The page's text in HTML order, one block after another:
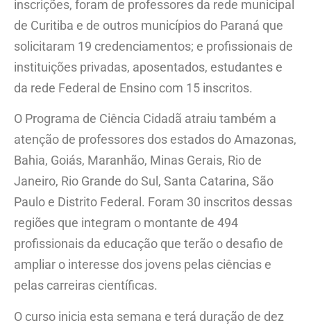
inscrições, foram de professores da rede municipal
de Curitiba e de outros municípios do Paraná que
solicitaram 19 credenciamentos; e profissionais de
instituições privadas, aposentados, estudantes e
da rede Federal de Ensino com 15 inscritos.
O Programa de Ciência Cidadã atraiu também a
atenção de professores dos estados do Amazonas,
Bahia, Goiás, Maranhão, Minas Gerais, Rio de
Janeiro, Rio Grande do Sul, Santa Catarina, São
Paulo e Distrito Federal. Foram 30 inscritos dessas
regiões que integram o montante de 494
profissionais da educação que terão o desafio de
ampliar o interesse dos jovens pelas ciências e
pelas carreiras científicas.
O curso inicia esta semana e terá duração de dez